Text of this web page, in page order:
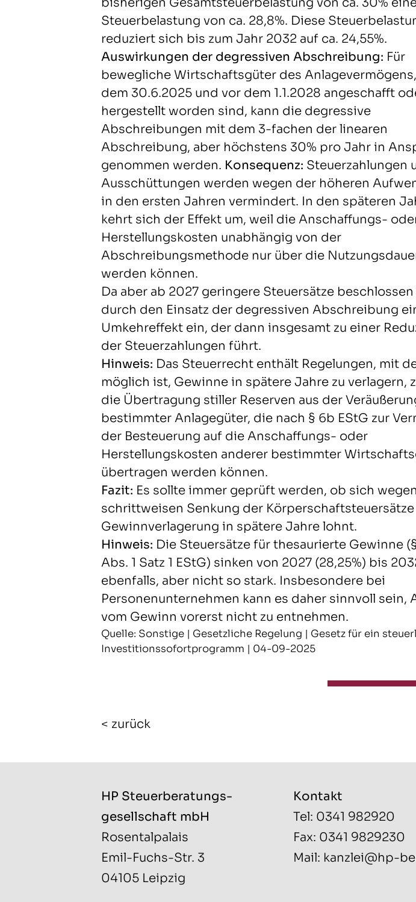
Steuerbelastung von ca. 28,8%. Diese
reduziert sich bis zum Jahr 2032 auf ca. 24,55%.
Auswirkungen der degressiven Abschreibung: Für
bewegliche Wirtschaftsgüter des
dem 30.6.2025 und vor dem 1.1.2028 angeschafft
hergestellt worden sind, kann die degressive
Abschreibungen mit dem 3-fachen der linearen
Abschreibung, aber höchstens 30% pro Jahr in
genommen werden. Konsequenz: Steuerzahlungen
Ausschüttungen werden wegen der höheren
in den ersten Jahren vermindert. In den späteren
kehrt sich der Effekt um, weil die Anschaffungs-
Herstellungskosten unabhängig von der
Abschreibungsmethode nur über die
werden können.
Da aber ab 2027 geringere Steuersätze
durch den Einsatz der degressiven Abschreibung
Umkehreffekt ein, der dann insgesamt zu einer
der Steuerzahlungen führt.
Hinweis: Das Steuerrecht enthält Regelungen, mit
möglich ist, Gewinne in spätere Jahre zu verlagern,
die Übertragung stiller Reserven aus der
bestimmter Anlagegüter, die nach § 6b EStG zur
der Besteuerung auf die Anschaffungs- oder
Herstellungskosten anderer bestimmter
übertragen werden können.
Fazit: Es sollte immer geprüft werden, ob sich
schrittweisen Senkung der
Gewinnverlagerung in spätere Jahre lohnt.
Hinweis: Die Steuersätze für thesaurierte Gewinne
Abs. 1 Satz 1 EStG) sinken von 2027 (28,25%) bis
ebenfalls, aber nicht so stark. Insbesondere bei
Personenunternehmen kann es daher sinnvoll sein,
vom Gewinn vorerst nicht zu entnehmen.
Quelle: Sonstige | Gesetzliche Regelung | Gesetz für ein
Investitionssofortprogramm | 04-09-2025
< zurück
HP Steuerberatungs­
gesellschaft mbH
Rosentalpalais
Emil-Fuchs-Str. 3
04105 Leipzig
Kontakt
Tel: 0341 982920
Fax: 0341 9829230
Mail: kanzlei@hp-